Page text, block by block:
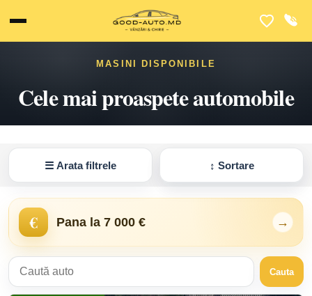
MASINI DISPONIBILE
Cele mai proaspete automobile
☰ Arata filtrele ↕ Sortare
€ Pana la 7 000 € →
Cauta